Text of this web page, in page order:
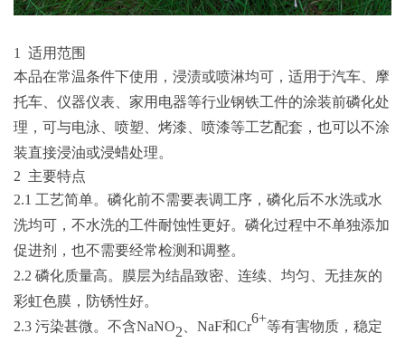
1 适用范围
本品在常温条件下使用，浸渍或喷淋均可，适用于汽车、摩
托车、仪器仪表、家用电器等行业钢铁工件的涂装前磷化处
理，可与电泳、喷塑、烤漆、喷漆等工艺配套，也可以不涂
装直接浸油或浸蜡处理。
2 主要特点
2.1 工艺简单。磷化前不需要表调工序，磷化后不水洗或水
洗均可，不水洗的工件耐蚀性更好。磷化过程中不单独添加
促进剂，也不需要经常检测和调整。
2.2 磷化质量高。膜层为结晶致密、连续、均匀、无挂灰的
彩虹色膜，防锈性好。
2.3 污染甚微。不含NaNO2、 NaF和Cr
6+
等有害物质，稳定